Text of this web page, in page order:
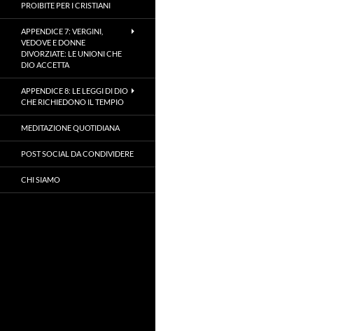
PROIBITE PER I CRISTIANI
APPENDICE 7: VERGINI,
VEDOVE E DONNE
DIVORZIATE: LE UNIONI CHE
DIO ACCETTA
APPENDICE 8: LE LEGGI DI DIO
CHE RICHIEDONO IL TEMPIO
MEDITAZIONE QUOTIDIANA
POST SOCIAL DA CONDIVIDERE
CHI SIAMO